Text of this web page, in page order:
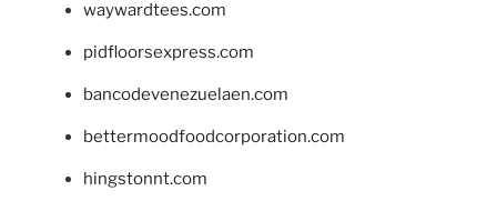
waywardtees.com
pidfloorsexpress.com
bancodevenezuelaen.com
bettermoodfoodcorporation.com
hingstonnt.com